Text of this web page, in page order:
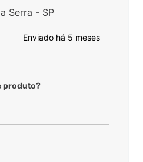
Enviado há 5 meses
produto?
Serra - SP